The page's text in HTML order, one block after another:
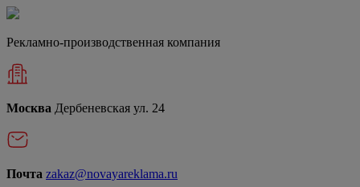
Рекламно-производственная компания
Москва Дербеневская ул. 24
Почта zakaz@novayareklama.ru